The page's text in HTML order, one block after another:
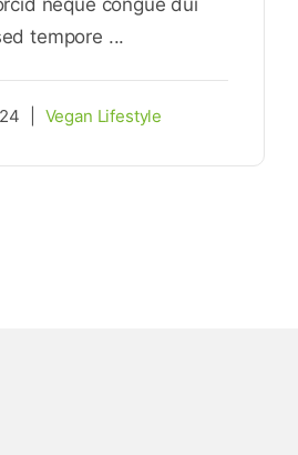
tempore ...
Vegan Lifestyle